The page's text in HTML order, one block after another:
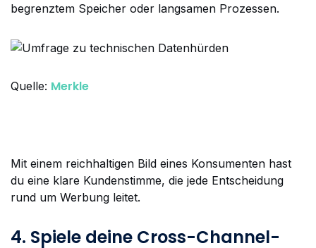
begrenztem Speicher oder langsamen Prozessen.
Quelle: Merkle
Mit einem reichhaltigen Bild eines Konsumenten hast
du eine klare Kundenstimme, die jede Entscheidung
rund um Werbung leitet.
4. Spiele deine Cross-Channel-